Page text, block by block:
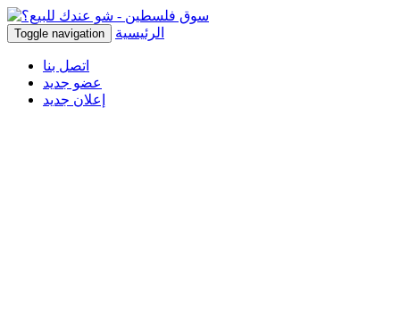
Toggle navigation الرئيسية
اتصل بنا
عضو جديد
إعلان جديد